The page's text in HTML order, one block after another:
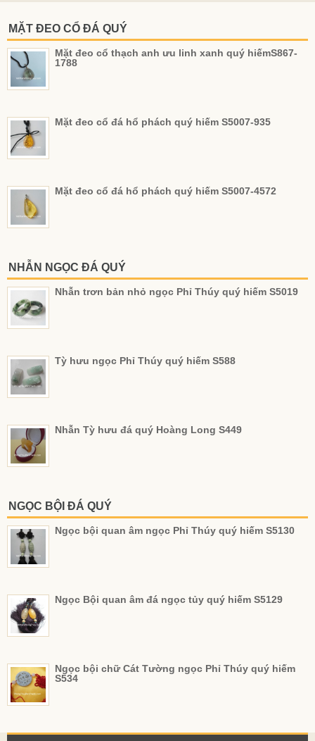
MẶT ĐEO CỔ ĐÁ QUÝ
Mặt đeo cổ thạch anh ưu linh xanh quý hiếmS867-
1788
Mặt đeo cổ đá hổ phách quý hiếm S5007-935
Mặt đeo cổ đá hổ phách quý hiếm S5007-4572
NHẪN NGỌC ĐÁ QUÝ
Nhẫn trơn bản nhỏ ngọc Phỉ Thúy quý hiếm S5019
Tỳ hưu ngọc Phỉ Thúy quý hiếm S588
Nhẫn Tỳ hưu đá quý Hoàng Long S449
NGỌC BỘI ĐÁ QUÝ
Ngọc bội quan âm ngọc Phỉ Thúy quý hiếm S5130
Ngọc Bội quan âm đá ngọc tủy quý hiếm S5129
Ngọc bội chữ Cát Tường ngọc Phỉ Thúy quý hiếm
S534